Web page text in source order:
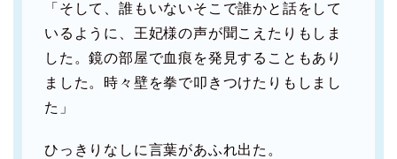
「そして、誰もいないそこで誰かと話をして
いるように、王妃様の声が聞こえたりもしま
した。鏡の部屋で血痕を発見することもあり
ました。時々壁を拳で叩きつけたりもしまし
た」
ひっきりなしに言葉があふれ出た。